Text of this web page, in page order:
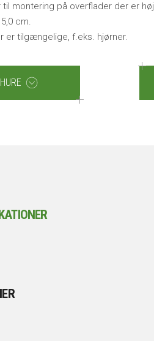
til montering på overflader der er
cm.
er tilgængelige, f.eks. hjørner.